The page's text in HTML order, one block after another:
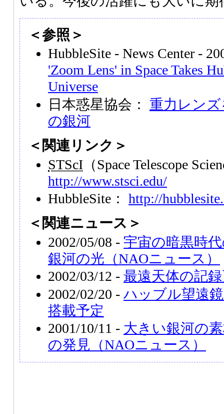
＜参照＞
HubbleSite - News Center -
'Zoom Lens' in Space Takes
Universe
日本惑星協会： 重力レン
の銀河
＜関連リンク＞
STScI （Space Telescope
http://www.stsci.edu/
HubbleSite： http://
＜関連ニュース＞
2002/05/08 - 宇宙の暗黒時
銀河の光（NAOニュース）
2002/03/12 - 最遠天体の記
2002/02/20 - ハッブル望遠
搭載予定
2001/10/11 - 大きい銀河の
の発見（NAOニュース）